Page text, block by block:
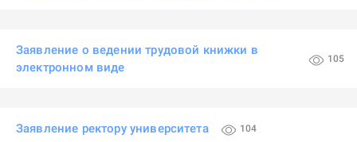
Заявление о ведении трудовой книжки в
электронном виде
105
Заявление ректору университета 104